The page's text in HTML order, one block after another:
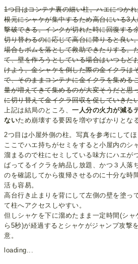
1つ目はコンテナ裏の細い柱。ハエにつか
根元にシャケが集中するため高台にいる3
撃破できる。インクが切れた時に回復する
切り替わるのに応じて高台に降りると良い
場合もボムを落として救助できたりする。
て、壁を作ろうとしている場合はいつもど
けよう。金シャケを倒した際の金イクラは
で、そのままコンテナに金イクラを集める
量が増えてきて集めるのが大変そうだと思
に切り替えて金イクラ回収を促していきた
上記は結局のところ、一人分の火力が減る
ないため崩壊する要因を増やすばかりとな
2つ目は小屋外側の柱。写真を参考にしてほ
ここでハエ持ちがセミをすると小屋内のシ
溜まるので柱にセミしている味方にハエが
ばってるイクラを納品し放題、かつ３人落
のを確認してから復帰させるのに十分な時
活も容易。
高台行き止まりを背にして左側の壁を塗っ
て柱へアクセスしやすい。
但しシャケを下に溜めたまま一定時間(シ
ら5秒)が経過するとシャケがジャンプ攻撃
意。
loading...